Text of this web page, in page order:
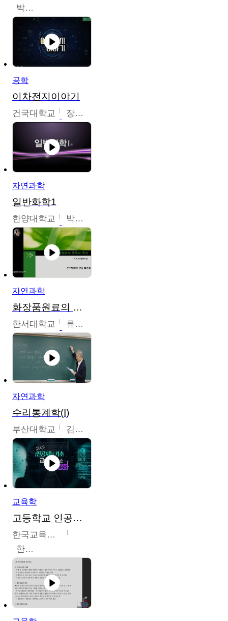
박수현
공학
이차전지이야기
건국대학교 장호현
자연과학
일반화학1
한양대학교 박경호
자연과학
화장품원료의 종류와 특성
한서대학교 류은주
자연과학
수리통계학(I)
부산대학교 김충락
교육학
고등학교 인공지능 기초 교수ㆍ학습 역량 강화
한국교육학술정보원
한국교육학술정보원